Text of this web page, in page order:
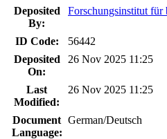
Deposited
By:
Forschungsinstitut
ID Code:
56442
Deposited
On:
26 Nov 2025 11:25
Last
Modified:
26 Nov 2025 11:25
Document
Language:
German/Deutsch